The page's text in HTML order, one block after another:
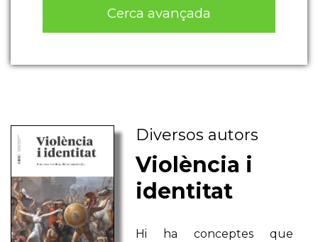
Cerca avançada
Diversos autors
Violència i
identitat
Hi ha conceptes que